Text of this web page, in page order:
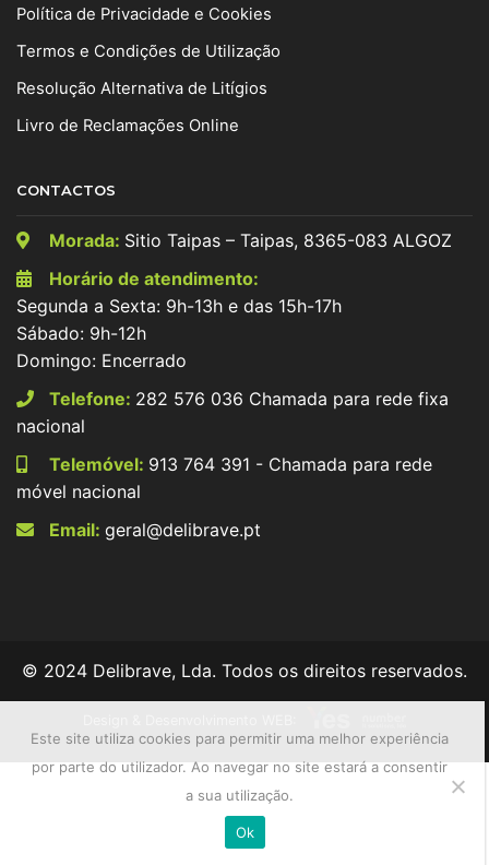
Política de Privacidade e Cookies
Termos e Condições de Utilização
Resolução Alternativa de Litígios
Livro de Reclamações Online
CONTACTOS
Morada: Sitio Taipas – Taipas, 8365-083 ALGOZ
Horário de atendimento:
Segunda a Sexta: 9h-13h e das 15h-17h
Sábado: 9h-12h
Domingo: Encerrado
Telefone: 282 576 036 Chamada para rede fixa
nacional
Telemóvel: 913 764 391 - Chamada para rede
móvel nacional
Email: geral@delibrave.pt
© 2024 Delibrave, Lda. Todos os direitos reservados.
Este site utiliza cookies para permitir uma melhor experiência
por parte do utilizador. Ao navegar no site estará a consentir
a sua utilização.
Ok